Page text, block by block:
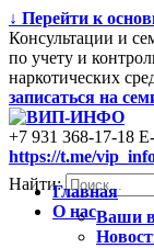
↓ Перейти к
Консультации и
по учету и
наркотических
записаться на
+7 931 368-17-18
https://t.me/
Найти:Главная
О насВаши